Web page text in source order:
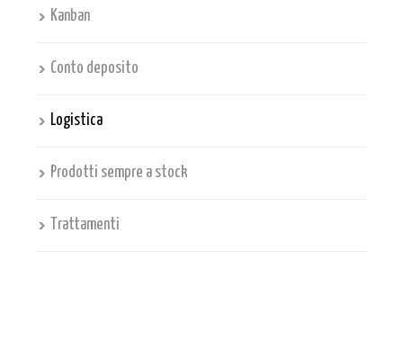
Kanban
Conto deposito
Logistica
Prodotti sempre a stock
Trattamenti